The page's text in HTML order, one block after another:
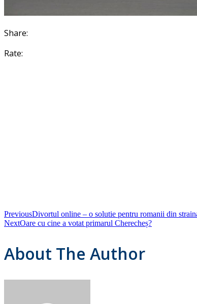
Share:
Rate:
PreviousDivortul online – o solutie pentru romanii din
NextOare cu cine a votat primarul Cherecheș?
About The Author